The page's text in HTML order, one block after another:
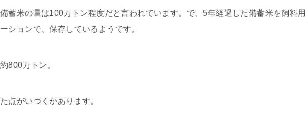
蓄米の量は100万トン程度だと言われています。で、5年経過した備蓄米を飼料
ションで、保存しているようです。
800万トン。
点がいつくかあります。